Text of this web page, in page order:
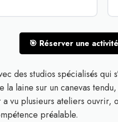
🎯 Réserver une
des studios spécialisés
laine sur un canevas
vu plusieurs ateliers
préalable.